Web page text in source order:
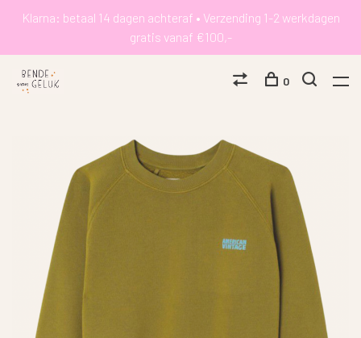
Klarna: betaal 14 dagen achteraf • Verzending 1-2 werkdagen
gratis vanaf €100,-
0